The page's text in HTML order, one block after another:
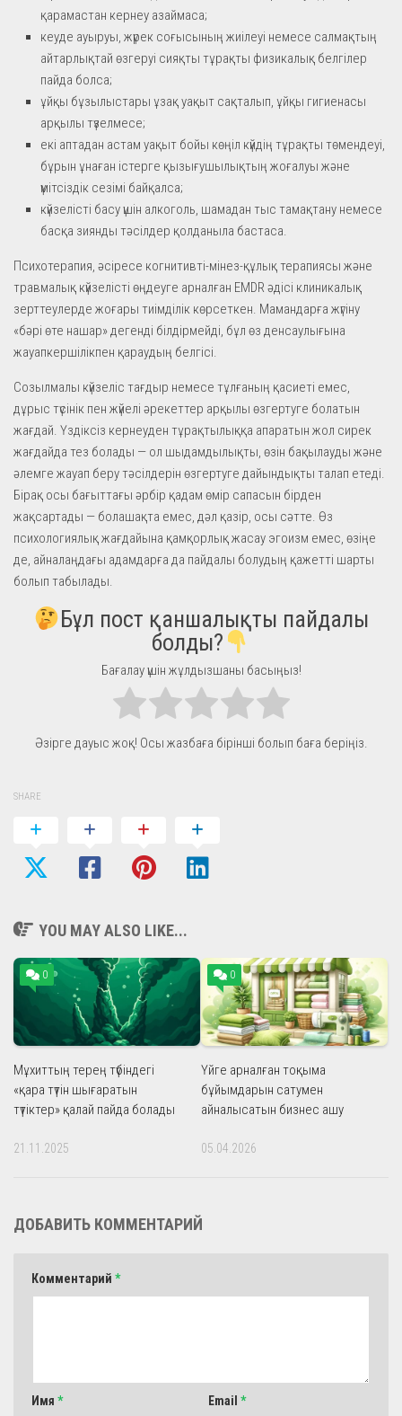
қарамастан кернеу азаймаса;
кеуде ауыруы, жүрек соғысының жиілеуі немесе салмақтың
айтарлықтай өзгеруі сияқты тұрақты физикалық белгілер
пайда болса;
ұйқы бұзылыстары ұзақ уақыт сақталып, ұйқы гигиенасы
арқылы түзелмесе;
екі аптадан астам уақыт бойы көңіл күйдің тұрақты төмендеуі,
бұрын ұнаған істерге қызығушылықтың жоғалуы және
үмітсіздік сезімі байқалса;
күйзелісті басу үшін алкоголь, шамадан тыс тамақтану немесе
басқа зиянды тәсілдер қолданыла бастаса.
Психотерапия, әсіресе когнитивті-мінез-құлық терапиясы және
травмалық күйзелісті өңдеуге арналған EMDR әдісі клиникалық
зерттеулерде жоғары тиімділік көрсеткен. Мамандарға жүгіну
«бәрі өте нашар» дегенді білдірмейді, бұл өз денсаулығына
жауапкершілікпен қараудың белгісі.
Созылмалы күйзеліс тағдыр немесе тұлғаның қасиеті емес,
дұрыс түсінік пен жүйелі әрекеттер арқылы өзгертуге болатын
жағдай. Үздіксіз кернеуден тұрақтылыққа апаратын жол сирек
жағдайда тез болады — ол шыдамдылықты, өзін бақылауды және
әлемге жауап беру тәсілдерін өзгертуге дайындықты талап етеді.
Бірақ осы бағыттағы әрбір қадам өмір сапасын бірден
жақсартады — болашақта емес, дәл қазір, осы сәтте. Өз
психологиялық жағдайына қамқорлық жасау эгоизм емес, өзіңе
де, айналаңдағы адамдарға да пайдалы болудың қажетті шарты
болып табылады.
Бұл пост қаншалықты пайдалы
болды?
Бағалау үшін жұлдызшаны басыңыз!
Әзірге дауыс жоқ! Осы жазбаға бірінші болып баға беріңіз.
SHARE
YOU MAY ALSO LIKE...
0
Мұхиттың терең түбіндегі
«қара түтін шығаратын
түтіктер» қалай пайда болады
21.11.2025
0
Үйге арналған тоқыма
бұйымдарын сатумен
айналысатын бизнес ашу
05.04.2026
ДОБАВИТЬ КОММЕНТАРИЙ
Комментарий *
Имя * Email *